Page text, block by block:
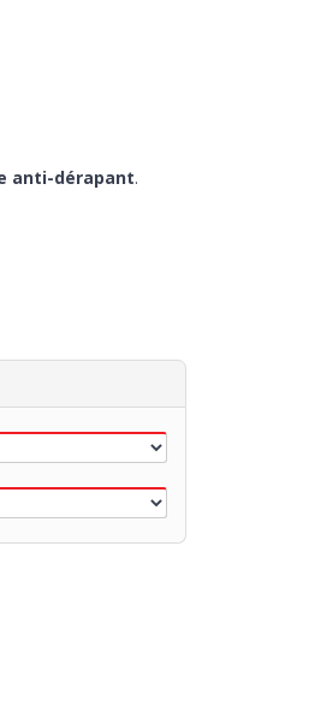
anti-dérapant.